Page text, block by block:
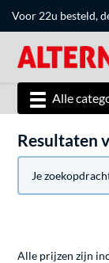
Voor 22u besteld,
Alle
Resultaten
Je
Alle prijzen zijn